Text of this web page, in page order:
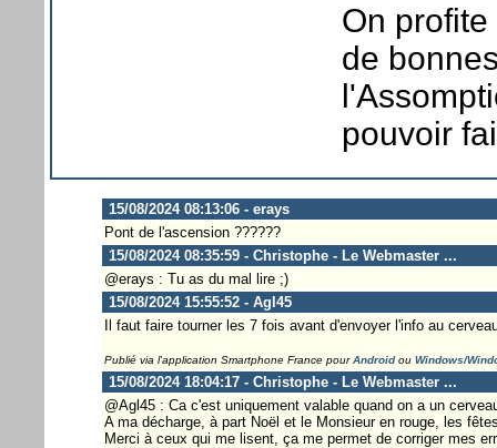
On
de
pouvoir
15/08/2024 08:13:06 - erays
Pont de l'ascension ??????
15/08/2024 08:35:59 - Christophe - Le Webmaster ...
@erays : Tu as du mal lire ;)
15/08/2024 15:55:52 - Agl45
Il faut faire tourner les 7 fois avant d'envoyer l'info au
Publié via l'application Smartphone France pourAndroidou Windows/
15/08/2024 18:04:17 - Christophe - Le Webmaster ...
@Agl45 : Ca c'est uniquement valable quand on a un
A ma décharge, à part Noël et le Monsieur en rouge, les
Merci à ceux qui me lisent, ça me permet de corriger mes